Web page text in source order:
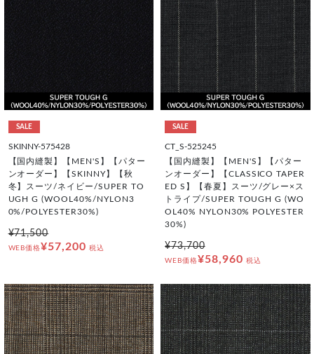
SALE
SKINNY-575428
【国内縫製】【MEN'S】【パター
ンオーダー】【SKINNY】【秋
冬】スーツ/ネイビー/SUPER TO
UGH G (WOOL40%/NYLON3
0%/POLYESTER30%)
¥71,500
WEB価格¥57,200 税込
SALE
CT_S-525245
【国内縫製】【MEN'S】【パター
ンオーダー】【CLASSICO TAPER
ED S】【春夏】スーツ/グレー×ス
トライプ/SUPER TOUGH G (WO
OL40% NYLON30% POLYESTER
30%)
¥73,700
WEB価格¥58,960 税込